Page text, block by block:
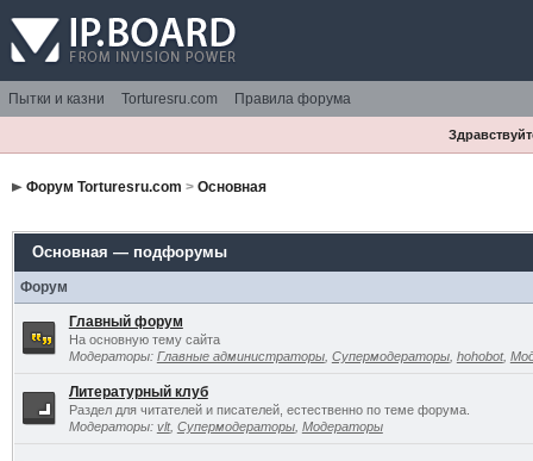
Пытки и казни Torturesru.com Правила форума
Форум Torturesru.com > Основная
Основная — подфорумы
Форум
Главный форум
На основную тему сайта
Модераторы: Главные администраторы, Супермодераторы, hohobot,
Литературный клуб
Раздел для читателей и писателей, естественно по теме форума.
Модераторы: vlt, Супермодераторы, Модераторы